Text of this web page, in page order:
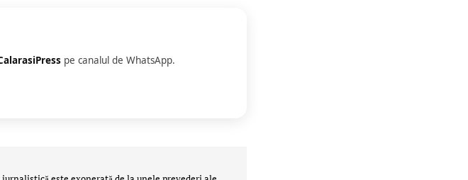
pe canalul de WhatsApp.